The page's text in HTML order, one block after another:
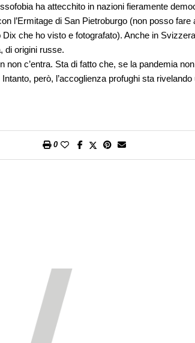
ha attecchito in nazioni fieramente
l’Ermitage di San Pietroburgo (non posso
che ho visto e fotografato). Anche in
di origini russe.
non c’entra. Sta di fatto che, se la pandemia
però, l’accoglienza profughi sta
0